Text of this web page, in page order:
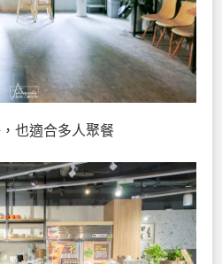
也適合多人聚餐